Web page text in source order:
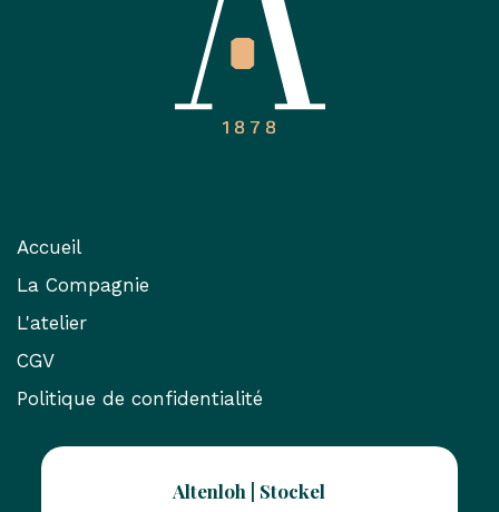
Accueil
La Compagnie
L'atelier
CGV
Politique de confidentialité
Altenloh | Stockel